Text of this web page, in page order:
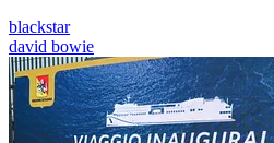
blackstar
david bowie